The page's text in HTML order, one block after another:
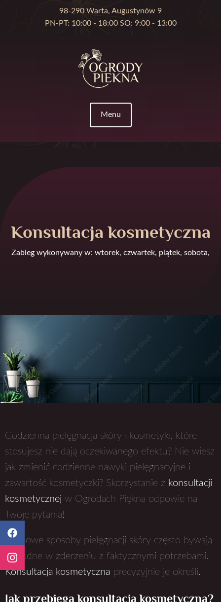
98-290 Warta, Augustynów 9
PN-PT: 10:00 - 18:00 SO: 9:00 - 13:00
Menu
Konsultacja kosmetyczna
Zabieg wykonywany w: wtorek, czwartek, piątek, sobota,
Codzienna pielęgnacja skóry i kosmetyki, które
stosujesz nie dają oczekiwanego efektu? Nie wiesz
jak zmienić codzienne nawyki pielęgnacyjne i
zawartość kosmetyczki? Skorzystanie z konsultacji
kosmetycznej w Ogrodach Piękna odpowie na
Twoje pytania!
Domowe sposoby pielęgnacji skóry często bywają
zawodne w zderzeniu z faktycznymi potrzebami.
Konsultacja kosmetyczna precyzyjnie je określi.
Jak przebiega konsultacja kosmetyczna?